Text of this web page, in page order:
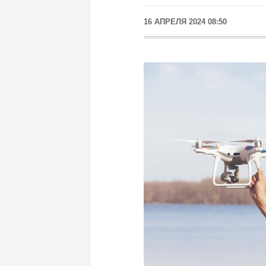
16 АПРЕЛЯ 2024 08:50